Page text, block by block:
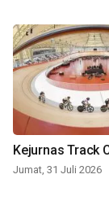
Kejurnas Track
Jumat, 31 Juli 2026